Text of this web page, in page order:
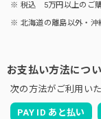
※ 税込 5万円以上のご購
※ 北海道の離島以外・沖
お支払い方法につ
次の方法がご利用いた
PAY ID あと払い